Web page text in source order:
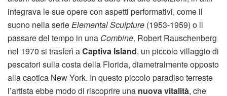
integrava le sue opere con aspetti performativi, come il
suono nella serieElemental Sculpture (1953-1959) o il
passare del tempo in una Combine. Robert Rauschenberg
nel 1970 si trasferì aCaptiva Island, un piccolo villaggio di
pescatori sulla costa della Florida, diametralmente opposto
alla caotica New York. In questo piccolo paradiso terreste
l’artista ebbe modo di riscoprire una nuova vitalità, che